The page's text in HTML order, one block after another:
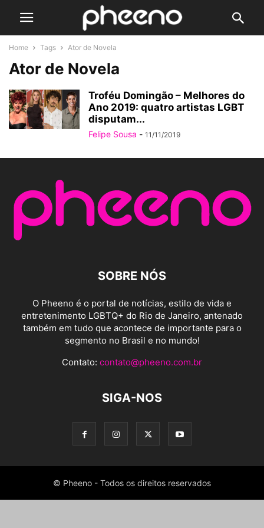
Home Tags Ator de Novela
Ator de Novela
Troféu Domingão – Melhores do
Ano 2019: quatro artistas LGBT
disputam...
Felipe Sousa - 11/11/2019
SOBRE NÓS
O Pheeno é o portal de notícias, estilo de vida e
entretenimento LGBTQ+ do Rio de Janeiro, antenado
também em tudo que acontece de importante para o
segmento no Brasil e no mundo!
Contato: contato@pheeno.com.br
SIGA-NOS
© Pheeno - Todos os direitos reservados